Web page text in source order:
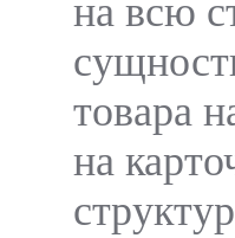
на всю
товара
на